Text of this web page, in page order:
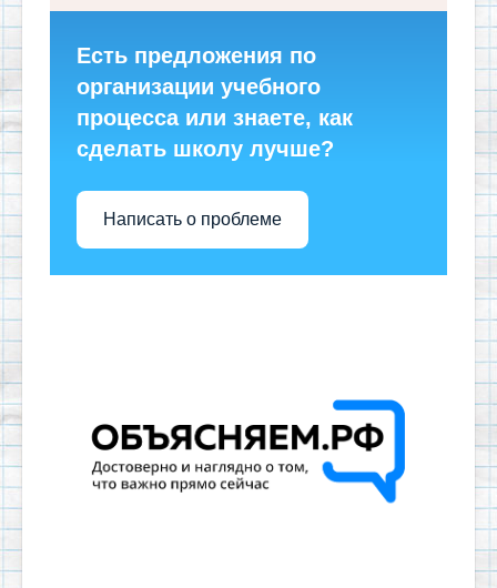
Есть предложения по
организации учебного
процесса или знаете, как
сделать школу лучше?
Написать о проблеме